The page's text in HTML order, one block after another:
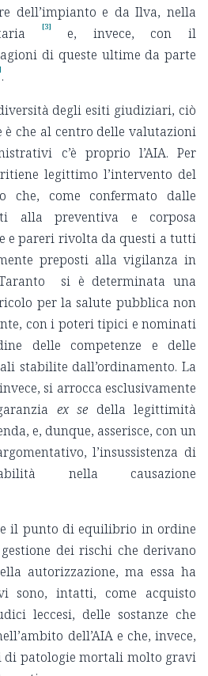
dell’impianto e da Ilva, nella
[3]
e, invece, con il
di queste ultime da parte
.
degli esiti giudiziari, ciò
è che al centro delle valutazioni
c’è proprio l’AIA. Per
legittimo l’intervento del
che, come confermato dalle
alla preventiva e corposa
e pareri rivolta da questi a tutti
preposti alla vigilanza in
si è determinata una
per la salute pubblica non
con i poteri tipici e nominati
delle competenze e delle
stabilite dall’ordinamento. La
si arrocca esclusivamente
ex se della legittimità
e, dunque, asserisce, con un
l’insussistenza di
nella causazione
il punto di equilibrio in ordine
dei rischi che derivano
autorizzazione, ma essa ha
intatti, come acquisto
leccesi, delle sostanze che
dell’AIA e che, invece,
di patologie mortali molto gravi